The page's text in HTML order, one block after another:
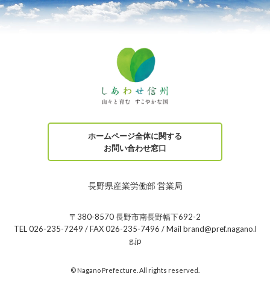
ホームページ全体に関する
お問い合わせ窓口
長野県産業労働部 営業局
〒380-8570 長野市南長野幅下692-2
TEL 026-235-7249 / FAX 026-235-7496 / Mail brand@pref.nagano.l
g.jp
© Nagano Prefecture. All rights reserved.